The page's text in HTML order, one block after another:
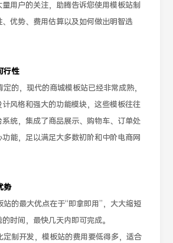
用户的关注，助腾告诉您使用模板站制
优势、费用估算以及如何做出明智选
行性
的，现代的商城模板站已经非常成熟，
风格和强大的功能模块，这些模板往往
统，集成了商品展示、购物车、订单处
能，足以满足大多数初阶和中阶电商网
势
站的最大优点在于“即拿即用”，大大缩短
时间，最快几天内即可完成。
定制开发，模板站的费用要低得多，适合